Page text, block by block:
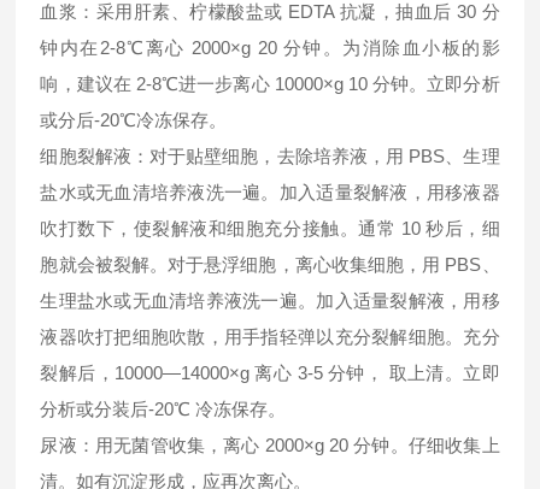
血浆：采用肝素、柠檬酸盐或 EDTA 抗凝，抽血后 30 分
钟内在2-8℃离心 2000×g 20 分钟。为消除血小板的影
响，建议在 2-8℃进一步离心 10000×g 10 分钟。立即分析
或分后-20℃冷冻保存。
细胞裂解液：对于贴壁细胞，去除培养液，用 PBS、生理
盐水或无血清培养液洗一遍。加入适量裂解液，用移液器
吹打数下，使裂解液和细胞充分接触。通常 10 秒后，细
胞就会被裂解。对于悬浮细胞，离心收集细胞，用 PBS、
生理盐水或无血清培养液洗一遍。加入适量裂解液，用移
液器吹打把细胞吹散，用手指轻弹以充分裂解细胞。充分
裂解后，10000—14000×g 离心 3-5 分钟， 取上清。立即
分析或分装后-20℃ 冷冻保存。
尿液：用无菌管收集，离心 2000×g 20 分钟。仔细收集上
清。如有沉淀形成，应再次离心。